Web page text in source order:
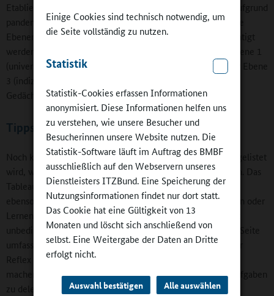
Einige Cookies sind technisch notwendig, um
die Seite vollständig zu nutzen.
Statistik
Statistik-Cookies erfassen Informationen
anonymisiert. Diese Informationen helfen uns
zu verstehen, wie unsere Besucher und
Besucherinnen unsere Website nutzen. Die
Statistik-Software läuft im Auftrag des BMBF
ausschließlich auf den Webservern unseres
Dienstleisters ITZBund. Eine Speicherung der
Nutzungsinformationen findet nur dort statt.
Das Cookie hat eine Gültigkeit von 13
Monaten und löscht sich anschließend von
selbst. Eine Weitergabe der Daten an Dritte
erfolgt nicht.
Auswahl bestätigen Alle auswählen
Etablierung von Maß­nahmen zur individuellen Förderung aufgrund
pandemiebedingter Entwicklungsunterschiede können diese
Ebenen mit Blick auf die jeweiligen Zielgruppen berücksichtigt
werden.“ (S.4) Konkret als Tipp benannt werden etwa für Ebene 1
(universelle Ebene) Bewegte Pausen und Konfliktlotsen, für Ebene
3 (indizierte Förderung) Training von Lern- und
Gedächtnisstrategien.
Tipps und Anregungen zu Kooperationen
Noch konkreter wird es, wenn im Kapitel „Ressourcen“ aufgelistet
wird, welche Personen Förderangebote durchführen können. Das
Tableau ist vielfältig und nennt Lehrkräfte und Studierende
ebenso wie externe Fachkräfte, Mitarbeitende in den Horten oder
Lernende selbst (Lernpatenschaften). Was im Detail ja nicht
unbedingt neu ist, erhält durch die fast eine ganze DIN A4-Seite
umfassende Tabelle (S. 7) dennoch eine gewisse Wucht. Der
Reflex mancher Lehrkraft („Was soll ich denn noch alles
machen?“) kann angesichts dieser vielen Möglichkeiten, Aufgaben
zu delegieren, vielleicht relativiert werden.